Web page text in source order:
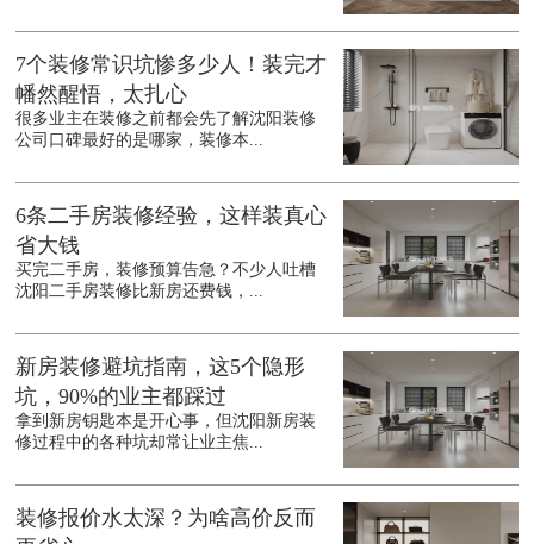
7个装修常识坑惨多少人！装完才
幡然醒悟，太扎心
很多业主在装修之前都会先了解沈阳装修
公司口碑最好的是哪家，装修本...
6条二手房装修经验，这样装真心
省大钱
买完二手房，装修预算告急？不少人吐槽
沈阳二手房装修比新房还费钱，...
新房装修避坑指南，这5个隐形
坑，90%的业主都踩过
拿到新房钥匙本是开心事，但沈阳新房装
修过程中的各种坑却常让业主焦...
装修报价水太深？为啥高价反而